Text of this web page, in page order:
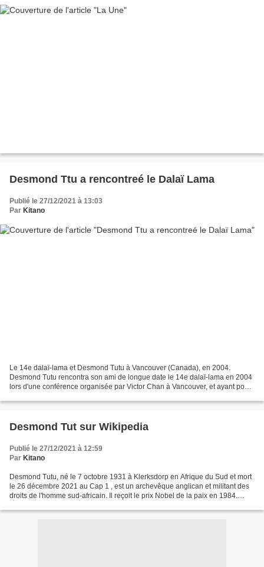
Desmond Ttu a rencontreé le Dalaï Lama
Publié le 27/12/2021 à 13:03
Par Kitano
Le 14e dalaï-lama et Desmond Tutu à Vancouver (Canada), en 2004.
Desmond Tutu rencontra son ami de longue date le 14e dalaï-lama en 2004
lors d'une conférence organisée par Victor Chan à Vancouver, et ayant pour
Desmond Tut sur Wikipedia
Publié le 27/12/2021 à 12:59
Par Kitano
Desmond Tutu, né le 7 octobre 1931 à Klerksdorp en Afrique du Sud et mort
le 26 décembre 2021 au Cap 1 , est un archevêque anglican et militant des
droits de l'homme sud-africain. Il reçoit le prix Nobel de la paix en 1984.